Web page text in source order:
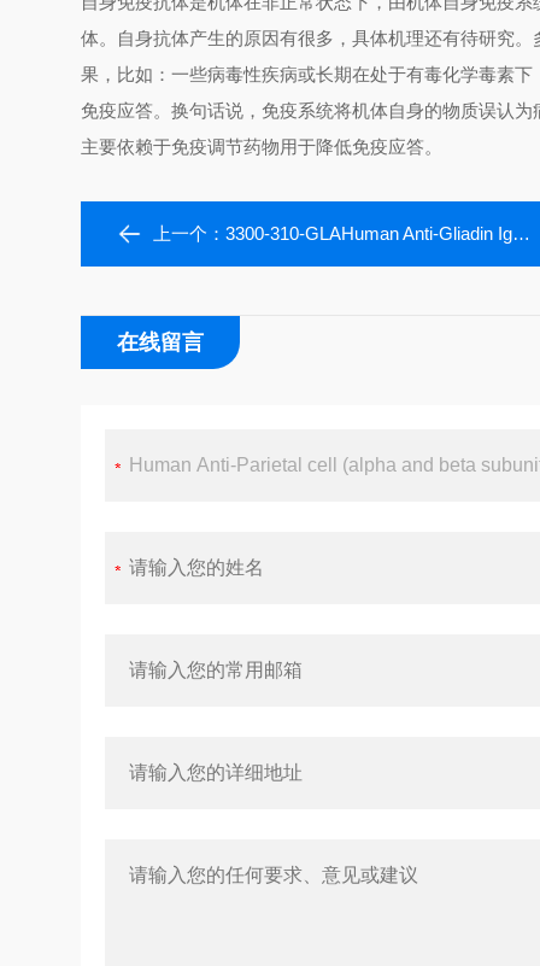
体。自身抗体产生的原因有很多，具体机理还有待研究
果，比如：一些病毒性疾病或长期在处于有毒化学毒素
免疫应答。换句话说，免疫系统将机体自身的物质误认
主要依赖于免疫调节药物用于降低免疫应答。
上一个：3300-310-GLAHuman Anti-Gliadin IgA ELISA kit
在线留言